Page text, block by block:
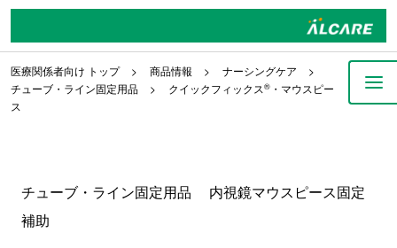
医療関係者向け トップ 商品情報
ナーシングケア
チューブ・ライン固定用品
クイックフィックス®・マウスピー
ス
チューブ・ライン固定用品 内視鏡マウスピース固定
補助